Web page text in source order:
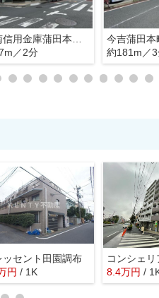
城南信用金庫蒲田本町支店
／2分
今吉蒲田本
約181m／
ッセント田園調布
円 / 1K
コンシェ
8.4万円 /